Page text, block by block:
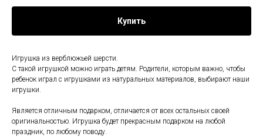
Купить
Игрушка из верблюжьей шерсти.
С такой игрушкой можно играть детям. Родители, которым важно, чтобы
ребенок играл с игрушками из натуральных материалов, выбирают наши
игрушки.
Является отличным подарком, отличается от всех остальных своей
оригинальностью. Игрушка будет прекрасным подарком на любой
праздник, по любому поводу.